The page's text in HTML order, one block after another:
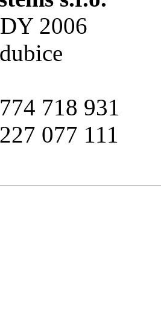
2006
718 931
077 111